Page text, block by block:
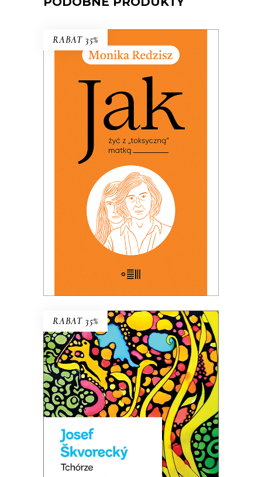
RABAT 35%
E-BOOK DO KOSZYKA
JAK ŻYĆ Z „TOKSYCZNĄ”
MATKĄ
PREMIERA: 24 listopada 2025
49.99zł 32.49
KSIĄŻKA DO KOSZYKA
RABAT 35%
TCHÓRZE
NOWE WYDANIE KULTOWEJ
69.00zł 44.85zł